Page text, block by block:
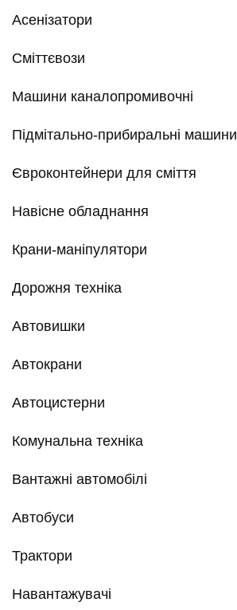
Асенізатори
Сміттєвози
Машини каналопромивочні
Підмітально-прибиральні машини
Євроконтейнери для сміття
Навісне обладнання
Крани-маніпулятори
Дорожня техніка
Автовишки
Автокрани
Автоцистерни
Комунальна техніка
Вантажні автомобілі
Автобуси
Трактори
Навантажувачі